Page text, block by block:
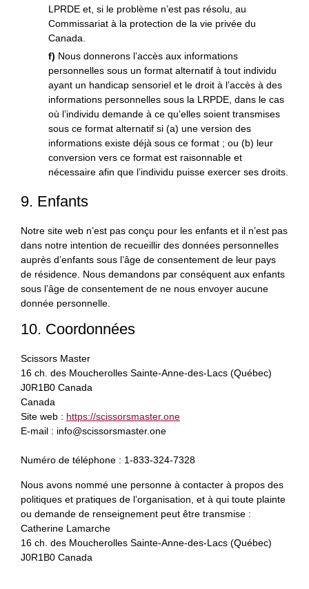
LPRDE et, si le problème n’est pas résolu, au
Commissariat à la protection de la vie privée du
Canada.
Nous donnerons l’accès aux informations
personnelles sous un format alternatif à tout individu
ayant un handicap sensoriel et le droit à l’accès à des
informations personnelles sous la LRPDE, dans le cas
où l’individu demande à ce qu’elles soient transmises
sous ce format alternatif si (a) une version des
informations existe déjà sous ce format ; ou (b) leur
conversion vers ce format est raisonnable et
nécessaire afin que l’individu puisse exercer ses droits.
9. Enfants
Notre site web n’est pas conçu pour les enfants et il n’est pas
dans notre intention de recueillir des données personnelles
auprès d’enfants sous l’âge de consentement de leur pays
de résidence. Nous demandons par conséquent aux enfants
sous l’âge de consentement de ne nous envoyer aucune
donnée personnelle.
10. Coordonnées
Scissors Master
16 ch. des Moucherolles Sainte-Anne-des-Lacs (Québec)
J0R1B0 Canada
Canada
Site web : https://scissorsmaster.one
E-mail : info@scissorsmaster.one
Numéro de téléphone : 1-833-324-7328
Nous avons nommé une personne à contacter à propos des
politiques et pratiques de l’organisation, et à qui toute plainte
ou demande de renseignement peut être transmise :
Catherine Lamarche
16 ch. des Moucherolles Sainte-Anne-des-Lacs (Québec)
J0R1B0 Canada